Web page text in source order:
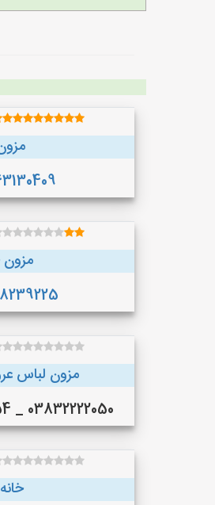
مزون
مزون لباس
03832222050 _ 09027009854 (شهرکرد)